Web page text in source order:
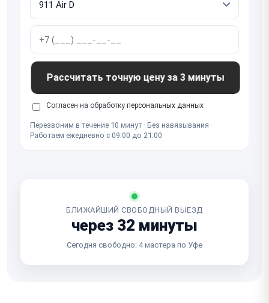
Рассчитать точную цену за 3 минуты
Согласен на обработку персональных данных
Перезвоним в течение 10 минут · Без навязывания ·
Работаем ежедневно с 09:00 до 21:00
БЛИЖАЙШИЙ СВОБОДНЫЙ ВЫЕЗД
через 32 минуты
Сегодня свободно: 4 мастера по Уфе